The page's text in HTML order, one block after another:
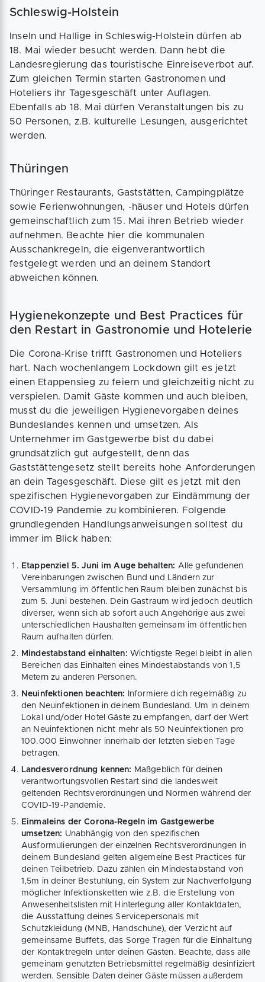
Schleswig-Holstein
Inseln und Hallige in Schleswig-Holstein dürfen ab
18. Mai wieder besucht werden. Dann hebt die
Landesregierung das touristische Einreiseverbot auf.
Zum gleichen Termin starten Gastronomen und
Hoteliers ihr Tagesgeschäft unter Auflagen.
Ebenfalls ab 18. Mai dürfen Veranstaltungen bis zu
50 Personen, z.B. kulturelle Lesungen, ausgerichtet
werden.
Thüringen
Thüringer Restaurants, Gaststätten, Campingplätze
sowie Ferienwohnungen, -häuser und Hotels dürfen
gemeinschaftlich zum 15. Mai ihren Betrieb wieder
aufnehmen. Beachte hier die kommunalen
Ausschankregeln, die eigenverantwortlich
festgelegt werden und an deinem Standort
abweichen können.
Hygienekonzepte und Best Practices für
den Restart in Gastronomie und Hotelerie
Die Corona-Krise trifft Gastronomen und Hoteliers
hart. Nach wochenlangem Lockdown gilt es jetzt
einen Etappensieg zu feiern und gleichzeitig nicht zu
verspielen. Damit Gäste kommen und auch bleiben,
musst du die jeweiligen Hygienevorgaben deines
Bundeslandes kennen und umsetzen. Als
Unternehmer im Gastgewerbe bist du dabei
grundsätzlich gut aufgestellt, denn das
Gaststättengesetz stellt bereits hohe Anforderungen
an dein Tagesgeschäft. Diese gilt es jetzt mit den
spezifischen Hygienevorgaben zur Eindämmung der
COVID-19 Pandemie zu kombinieren. Folgende
grundlegenden Handlungsanweisungen solltest du
immer im Blick haben:
Etappenziel 5. Juni im Auge behalten: Alle gefundenen
Vereinbarungen zwischen Bund und Ländern zur
Versammlung im öffentlichen Raum bleiben zunächst bis
zum 5. Juni bestehen. Dein Gastraum wird jedoch deutlich
diverser, wenn sich ab sofort auch Angehörige aus zwei
unterschiedlichen Haushalten gemeinsam im öffentlichen
Raum aufhalten dürfen.
Mindestabstand einhalten: Wichtigste Regel bleibt in allen
Bereichen das Einhalten eines Mindestabstands von 1,5
Metern zu anderen Personen.
Neuinfektionen beachten:
Informiere dich regelmäßig zu
den Neuinfektionen in deinem Bundesland. Um in deinem
Lokal und/oder Hotel Gäste zu empfangen, darf der Wert
an Neuinfektionen nicht mehr als 50 Neuinfektionen pro
100.000 Einwohner innerhalb der letzten sieben Tage
betragen.
Landesverordnung kennen: Maßgeblich für deinen
verantwortungsvollen Restart sind die landesweit
geltenden Rechtsverordnungen und Normen während der
COVID-19-Pandemie.
Einmaleins der Corona-Regeln im Gastgewerbe
umsetzen: Unabhängig von den spezifischen
Ausformulierungen der einzelnen Rechtsverordnungen in
deinem Bundesland gelten allgemeine Best Practices für
deinen Teilbetrieb. Dazu zählen ein Mindestabstand von
1,5m in deiner Bestuhlung, ein System zur Nachverfolgung
möglicher Infektionsketten wie z.B. die Erstellung von
Anwesenheitslisten mit Hinterlegung aller Kontaktdaten,
die Ausstattung deines Servicepersonals mit
Schutzkleidung (MNB, Handschuhe), der Verzicht auf
gemeinsame Buffets, das Sorge Tragen für die Einhaltung
der Kontaktregeln unter deinen Gästen. Beachte, dass alle
gemeinam genutzten Betriebsmittel regelmäßig desinfiziert
werden. Sensible Daten deiner Gäste müssen außerdem